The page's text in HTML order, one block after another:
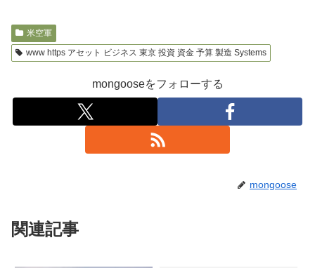
米空軍
www https アセット ビジネス 東京 投資 資金 予算 製造 Systems
mongooseをフォローする
mongoose
関連記事